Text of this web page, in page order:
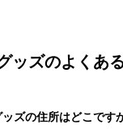
ッズのよくあ
ズの住所はどこです